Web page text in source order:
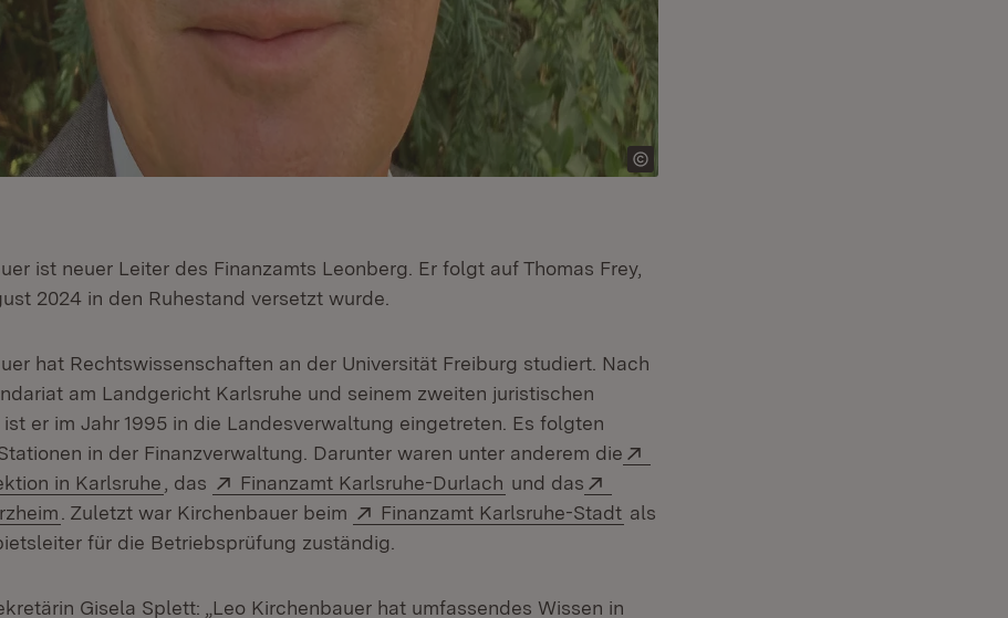
ist neuer Leiter des Finanzamts Leonberg. Er folgt auf Thomas Frey,
2024 in den Ruhestand versetzt wurde.
hat Rechtswissenschaften an der Universität Freiburg studiert. Nach
am Landgericht Karlsruhe und seinem zweiten juristischen
er im Jahr 1995 in die Landesverwaltung eingetreten. Es folgten
in der Finanzverwaltung. Darunter waren unter anderem die
in Karlsruhe (Öffnet in neuem Fenster)
, das Extern:
Finanzamt Karlsruhe-Durlach (Öffnet in neuem Fenster)
und das
(Öffnet in neuem Fenster)
. Zuletzt war Kirchenbauer beim Extern:
Finanzamt Karlsruhe-Stadt (Öffnet in neuem Fenster)
als
für die Betriebsprüfung zuständig.
Gisela Splett: „Leo Kirchenbauer hat umfassendes Wissen in